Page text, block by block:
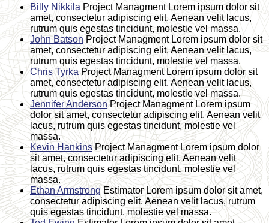
Billy Nikkila Project Managment Lorem ipsum dolor sit
amet, consectetur adipiscing elit. Aenean velit lacus,
rutrum quis egestas tincidunt, molestie vel massa.
John Batson Project Managment Lorem ipsum dolor sit
amet, consectetur adipiscing elit. Aenean velit lacus,
rutrum quis egestas tincidunt, molestie vel massa.
Chris Tyrka Project Managment Lorem ipsum dolor sit
amet, consectetur adipiscing elit. Aenean velit lacus,
rutrum quis egestas tincidunt, molestie vel massa.
Jennifer Anderson Project Managment Lorem ipsum
dolor sit amet, consectetur adipiscing elit. Aenean velit
lacus, rutrum quis egestas tincidunt, molestie vel
massa.
Kevin Hankins Project Managment Lorem ipsum dolor
sit amet, consectetur adipiscing elit. Aenean velit
lacus, rutrum quis egestas tincidunt, molestie vel
massa.
Ethan Armstrong Estimator Lorem ipsum dolor sit amet,
consectetur adipiscing elit. Aenean velit lacus, rutrum
quis egestas tincidunt, molestie vel massa.